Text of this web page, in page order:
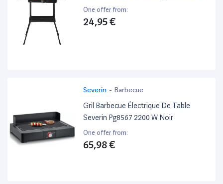
One offer from:
24,95 €
Severin - Barbecue
Gril Barbecue Électrique De Table
Severin Pg8567 2200 W Noir
One offer from:
65,98 €